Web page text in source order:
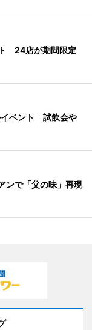
24店が期間限定
イベント 試飲会や
ンで「父の味」再現